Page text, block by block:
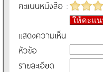
คะแนนหนังสือ :
ให้คะแ
แสดงความเห็น
หัวข้อ
รายละเอียด